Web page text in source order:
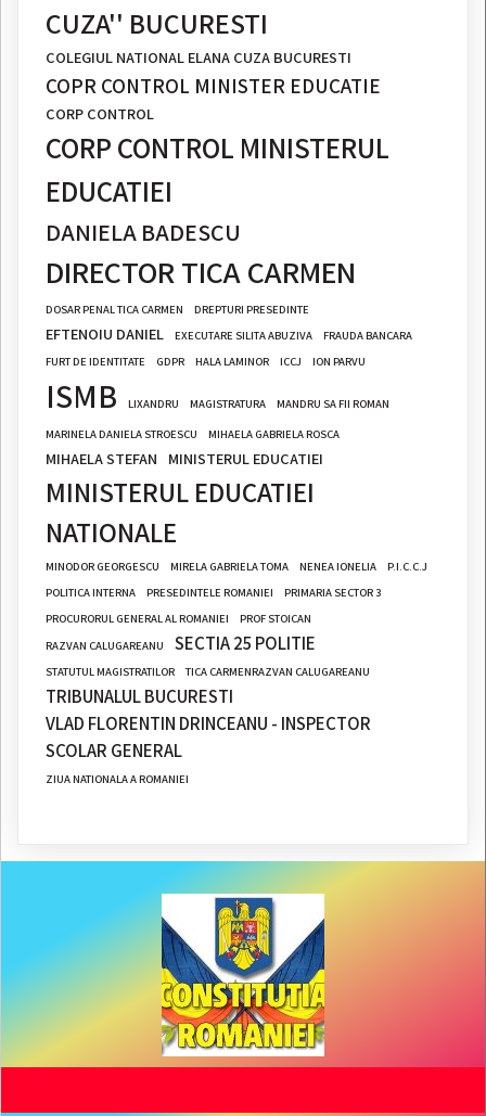
CUZA'' BUCURESTI
COLEGIUL NATIONAL ELANA CUZA BUCURESTI
COPR CONTROL MINISTER EDUCATIE
CORP CONTROL
CORP CONTROL MINISTERUL
EDUCATIEI
DANIELA BADESCU
DIRECTOR TICA CARMEN
DOSAR PENAL TICA CARMEN DREPTURI PRESEDINTE
EFTENOIU DANIEL EXECUTARE SILITA ABUZIVA
FRAUDA BANCARA
FURT DE IDENTITATE
GDPR HALA LAMINOR ICCJ ION PARVU
ISMB LIXANDRU MAGISTRATURA
MANDRU SA FII ROMAN
MARINELA DANIELA STROESCU
MIHAELA GABRIELA ROSCA
MIHAELA STEFAN MINISTERUL EDUCATIEI
MINISTERUL EDUCATIEI
NATIONALE
MINODOR GEORGESCU MIRELA GABRIELA TOMA NENEA IONELIA
P.I.C.C.J
POLITICA INTERNA
PRESEDINTELE ROMANIEI
PRIMARIA SECTOR 3
PROCURORUL GENERAL AL ROMANIEI
PROF STOICAN
RAZVAN CALUGAREANU
SECTIA 25 POLITIE
STATUTUL MAGISTRATILOR TICA CARMENRAZVAN CALUGAREANU
TRIBUNALUL BUCURESTI
VLAD FLORENTIN DRINCEANU - INSPECTOR
SCOLAR GENERAL
ZIUA NATIONALA A ROMANIEI